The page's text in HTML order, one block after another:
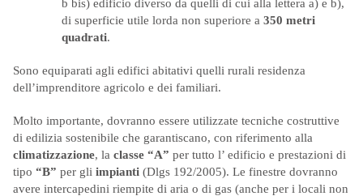
b bis) edificio diverso da quelli di cui alla lettera a) e b),
di superficie utile lorda non superiore a 350 metri
quadrati.
Sono equiparati agli edifici abitativi quelli rurali residenza
dell’imprenditore agricolo e dei familiari.
Molto importante, dovranno essere utilizzate tecniche costruttive
di edilizia sostenibile che garantiscano, con riferimento alla
climatizzazione, la classe “A” per tutto l’ edificio e prestazioni di
tipo “B” per gli impianti (Dlgs 192/2005). Le finestre dovranno
avere intercapedini riempite di aria o di gas (anche per i locali non